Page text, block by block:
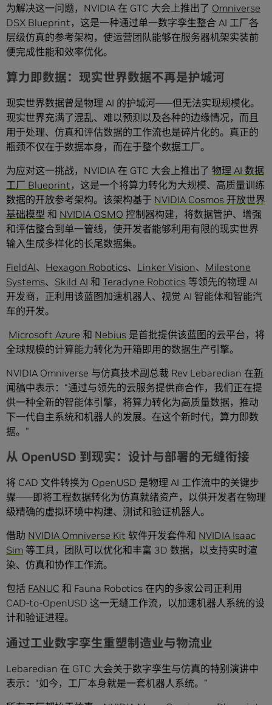
为解决这一问题，NVIDIA 在 GTC 大会上推出了 Omniverse
DSX Blueprint，这是一种通过单一数字孪生整合 AI 工厂各
层级仿真的参考架构，使运营团队能够在服务器机架实装前
便完成性能和效率优化。
算力即数据：现实世界数据不再是护城河
现实世界数据曾是物理 AI 的护城河——但无法实现规模化。
现实世界充满了混乱、难以预测以及各种的边缘情况，而且
用于处理、仿真和评估数据的工作流也是碎片化的。真正的
瓶颈不仅在于数据本身，而在于整个数据工厂。
为应对这一挑战，NVIDIA 在 GTC 大会上推出了 物理 AI 数据
工厂 Blueprint，这是一个将算力转化为大规模、高质量训练
数据的开放参考架构。该架构基于 NVIDIA Cosmos 开放世界
基础模型 和 NVIDIA OSMO 控制器构建，将数据管护、增强
和评估整合到单一管线，使开发者能够利用有限的现实世界
输入生成多样化的长尾数据集。
FieldAI、 Hexagon Robotics、 Linker Vision、 Milestone
Systems、 Skild AI 和 Teradyne Robotics 等领先的物理 AI
开发商，正利用该蓝图加速机器人、视觉 AI 智能体和智能汽
车的开发。
Microsoft Azure 和 Nebius 是首批提供该蓝图的云平台，将
全球规模的计算能力转化为开箱即用的数据生产引擎。
NVIDIA Omniverse 与仿真技术副总裁 Rev Lebaredian 在新
闻稿中表示：“通过与领先的云服务提供商合作，我们正在提
供一种全新的智能体引擎，将算力转化为高质量数据，推动
下一代自主系统和机器人的发展。在这个新时代，算力即数
据。”
从 OpenUSD 到现实：设计与部署的无缝衔接
将 CAD 文件转换为 OpenUSD 是物理 AI 工作流中的关键步
骤——即将工程数据转化为仿真就绪资产，以供开发者在物理
级精确的虚拟环境中构建、测试和验证机器人。
借助 NVIDIA Omniverse Kit 软件开发套件和 NVIDIA Isaac
Sim 等工具，团队可以优化和丰富 3D 数据，以支持实时渲
染、仿真和协作工作流。
包括 FANUC 和 Fauna Robotics 在内的多家公司正利用
CAD-to-OpenUSD 这一无缝工作流，以加速机器人系统的设
计和验证进程。
通过工业数字孪生重塑制造业与物流业
Lebaredian 在 GTC 大会关于数字孪生与仿真的特别演讲中
表示：“如今，工厂本身就是一套机器人系统。”